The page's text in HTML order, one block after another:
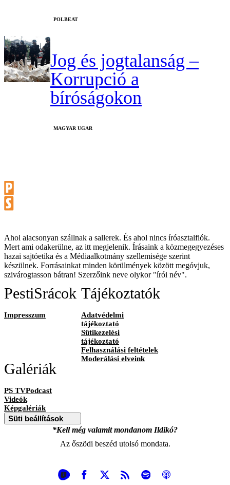
‎POLBEAT
Jog és jogtalanság –
Korrupció a
bíróságokon
MAGYAR UGAR
Ahol alacsonyan szállnak a sallerek. És ahol nincs íróasztalfiók.
Mert ami odakerülne, az itt megjelenik. Írásaink a közmegegyezéses
hazai sajtóetika és a Médiaalkotmány szellemisége szerint
készülnek. Forrásainkat minden körülmények között megóvjuk,
szivárogtasson bátran! Szerzőink neve olykor "írói név".
PestiSrácok
Impresszum
Tájékoztatók
Adatvédelmi
tájékoztató
Sütikezelési
tájékoztató
Felhasználási feltételek
Moderálási elveink
Galériák
PS TVPodcast
Videók
Képgalériák
Süti beállítások
*Kell még valamit mondanom Ildikó?
Az őszödi beszéd utolsó mondata.